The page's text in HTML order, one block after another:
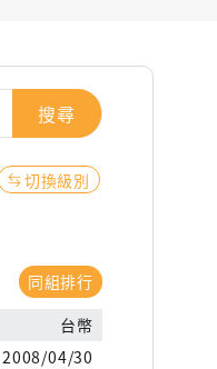
搜尋
切換級別
同組排行
台幣
2008/04/30